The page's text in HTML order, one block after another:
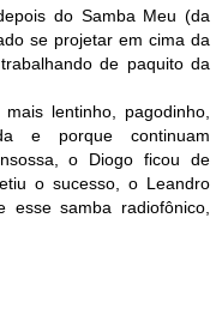
do Samba Meu (da
se projetar em cima da
de paquito da
lentinho, pagodinho,
e porque continuam
o Diogo ficou de
o sucesso, o Leandro
esse samba radiofônico,